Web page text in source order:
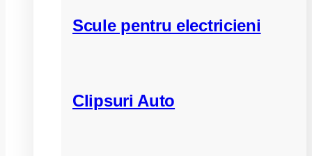
Scule pentru electricieni
Clipsuri Auto